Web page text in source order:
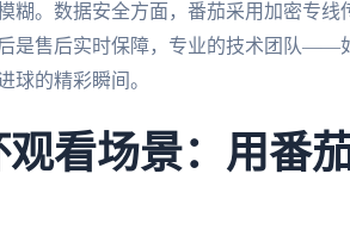
糊。数据安全方面，番茄采用加密专线
是售后实时保障，专业的技术团队——
球的精彩瞬间。
看场景：用番